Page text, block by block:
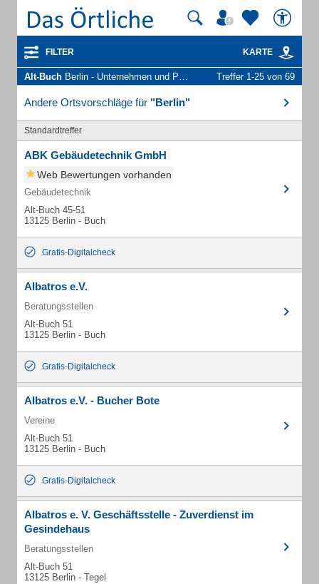
FILTER KARTE
Alt-Buch Berlin - Unternehmen und Personen Treffer 1-25 von 69
Andere Ortsvorschläge für "Berlin"
Standardtreffer
ABK Gebäudetechnik GmbH
Web Bewertungen vorhanden
Gebäudetechnik
Alt-Buch 45-51
13125 Berlin - Buch
Gratis-Digitalcheck
Albatros e.V.
Beratungsstellen
Alt-Buch 51
13125 Berlin - Buch
Gratis-Digitalcheck
Albatros e.V. - Bucher Bote
Vereine
Alt-Buch 51
13125 Berlin - Buch
Gratis-Digitalcheck
Albatros e. V. Geschäftsstelle - Zuverdienst im
Gesindehaus
Beratungsstellen
Alt-Buch 51
13125 Berlin - Tegel